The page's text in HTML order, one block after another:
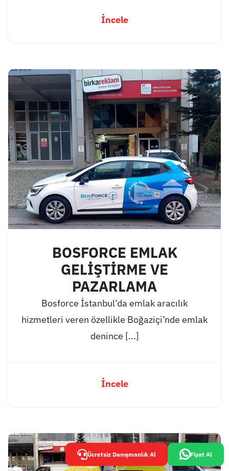
İncele
BOSFORCE EMLAK
GELİŞTİRME VE
PAZARLAMA
Bosforce İstanbul’da emlak aracılık
hizmetleri veren özellikle Boğaziçi’nde emlak
denince [...]
İncele
Ücretsiz Danışmanlık Al Fiyat Al